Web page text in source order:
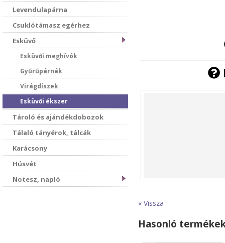
Levendulapárna
Csuklótámasz egérhez
Esküvő
Esküvői meghívók
Gyűrűpárnák
Virágdíszek
Esküvői ékszer
Tároló és ajándékdobozok
Tálaló tányérok, tálcák
Karácsony
Húsvét
Notesz, napló
« Vissza
Hasonló